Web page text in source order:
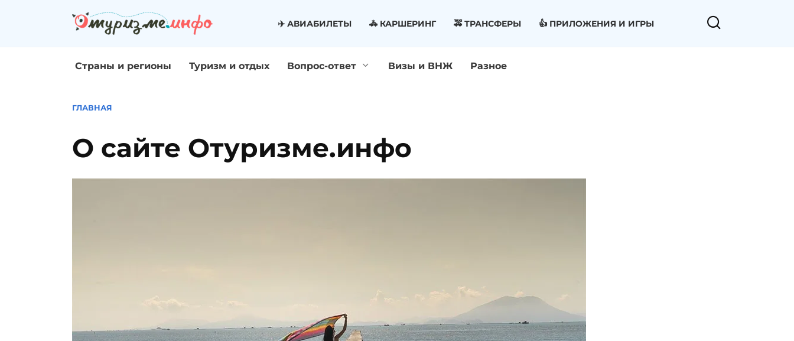
✈️ АВИАБИЛЕТЫ 🚓 КАРШЕРИНГ 🚕 ТРАНСФЕРЫ 👍 ПРИЛОЖЕНИЯ И ИГРЫ
Страны и регионы Туризм и отдых Вопрос-ответ Визы и ВНЖ Разное
ГЛАВНАЯ
О сайте Отуризме.инфо